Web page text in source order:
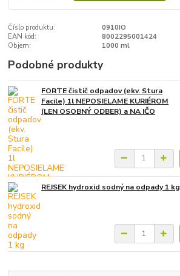
Číslo produktu:
0910IO
EAN kód:
8002295001424
Objem:
1000 ml
Podobné produkty
FORTE čistič odpadov (ekv. Stura
Facile) 1l NEPOSIELAME KURIÉROM
(LEN OSOBNÝ ODBER) a NA IČO
REJSEK hydroxid sodný na odpady 1 kg